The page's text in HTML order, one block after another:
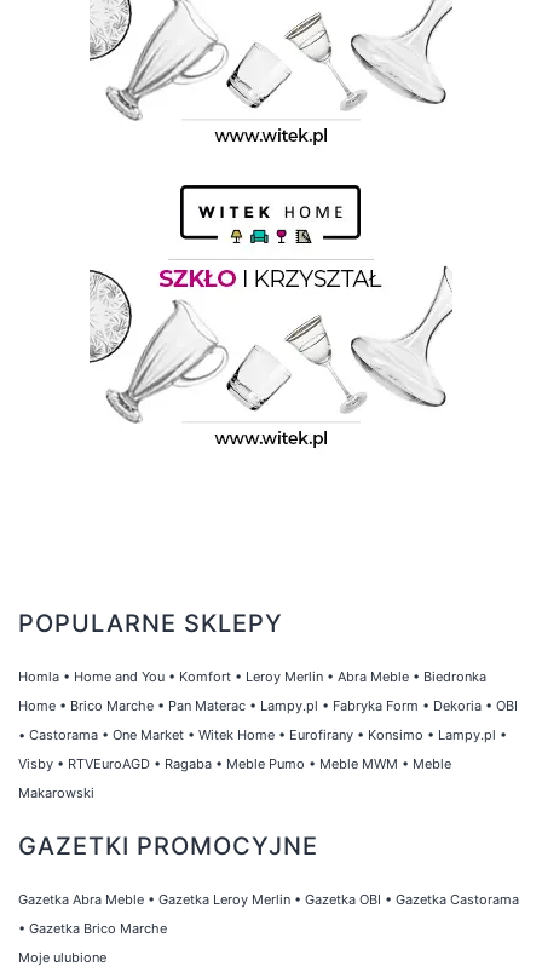
POPULARNE SKLEPY
Homla • Home and You • Komfort • Leroy Merlin • Abra Meble • Biedronka
Home • Brico Marche • Pan Materac • Lampy.pl • Fabryka Form • Dekoria • OBI
• Castorama • One Market • Witek Home • Eurofirany • Konsimo • Lampy.pl •
Visby • RTVEuroAGD • Ragaba • Meble Pumo • Meble MWM • Meble
Makarowski
GAZETKI PROMOCYJNE
Gazetka Abra Meble • Gazetka Leroy Merlin • Gazetka OBI • Gazetka Castorama
• Gazetka Brico Marche
Moje ulubione